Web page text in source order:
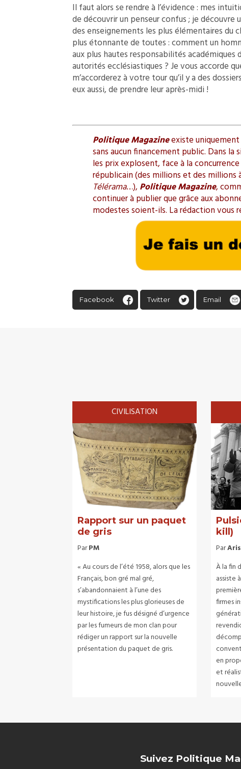
Il faut alors se rendre à l’évidence : mes
de découvrir un penseur confus ; je
des enseignements les plus élémentaires du
plus étonnante de toutes : comment un
aux plus hautes responsabilités
autorités ecclésiastiques ? Je vous accorde
m’accorderez à votre tour qu’il y a des
eux aussi, de prendre leur après-midi !
Politique Magazineexiste uniquement
sans aucun financement public. Dans
les prix explosent, face à la
républicain (des millions et des millions
Télérama…), Politique Magazine,
continuer à publier que grâce aux
modestes soient-ils. La rédaction vous
Facebook Twitter Email
CIVILISATION
Rapport sur un paquet
de gris
ParPM
« Au cours de l’été 1958, alors que les
Français, bon gré mal gré,
s’abandonnaient à l’une des
mystifications les plus glorieuses de
leur histoire, je fus désigné d’urgence
par les fumeurs de mon clan pour
rédiger un rapport sur la nouvelle
présentation du paquet de gris.
kill)
Par
À la fin
assiste
firmes
en
et
Suivez Politique